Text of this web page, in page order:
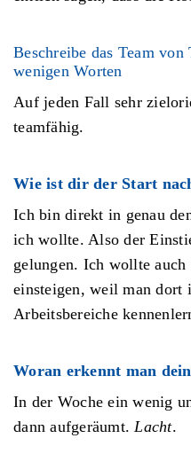
Beschreibe das Team
wenigen Worten
Auf jeden Fall sehr
teamfähig.
Wie ist dir der Start
Ich bin direkt in genau
ich wollte. Also der
gelungen. Ich wollte
einsteigen, weil man
Arbeitsbereiche
Woran erkennt man
In der Woche ein wenig
dann aufgeräumt.Lacht.